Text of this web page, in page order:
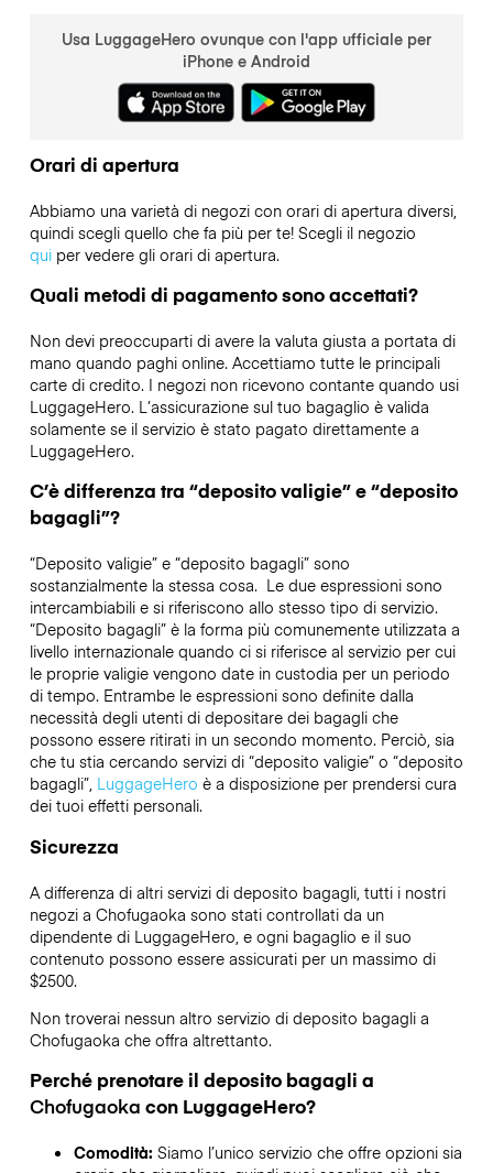
Usa LuggageHero ovunque con l'app ufficiale per
iPhone e Android
Orari di apertura
Abbiamo una varietà di negozi con orari di apertura diversi,
quindi scegli quello che fa più per te! Scegli il negozio
quiper vedere gli orari di apertura.
Quali metodi di pagamento sono accettati?
Non devi preoccuparti di avere la valuta giusta a portata di
mano quando paghi online. Accettiamo tutte le principali
carte di credito. I negozi non ricevono contante quando usi
LuggageHero. L’assicurazione sul tuo bagaglio è valida
solamente se il servizio è stato pagato direttamente a
LuggageHero.
C’è differenza tra “deposito valigie” e “deposito
bagagli”?
“Deposito valigie” e “deposito bagagli” sono
sostanzialmente la stessa cosa. Le due espressioni sono
intercambiabili e si riferiscono allo stesso tipo di servizio.
“Deposito bagagli” è la forma più comunemente utilizzata a
livello internazionale quando ci si riferisce al servizio per cui
le proprie valigie vengono date in custodia per un periodo
di tempo. Entrambe le espressioni sono definite dalla
necessità degli utenti di depositare dei bagagli che
possono essere ritirati in un secondo momento. Perciò, sia
che tu stia cercando servizi di “deposito valigie” o “deposito
bagagli”,LuggageHero è a disposizione per prendersi cura
dei tuoi effetti personali.
Sicurezza
A differenza di altri servizi di deposito bagagli, tutti i nostri
negozi a Chofugaoka sono stati controllati da un
dipendente di LuggageHero, e ogni bagaglio e il suo
contenuto possono essere assicurati per un massimo di
$2500.
Non troverai nessun altro servizio di deposito bagagli a
Chofugaoka che offra altrettanto.
Perché prenotare il deposito bagagli a
Chofugaoka con LuggageHero?
Comodità: Siamo l’unico servizio che offre opzioni sia